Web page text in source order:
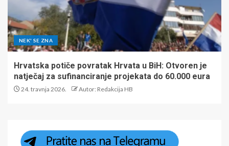
NEK' SE ZNA
Hrvatska potiče povratak Hrvata u BiH: Otvoren je
natječaj za sufinanciranje projekata do 60.000 eura
24. travnja 2026. Autor: Redakcija HB